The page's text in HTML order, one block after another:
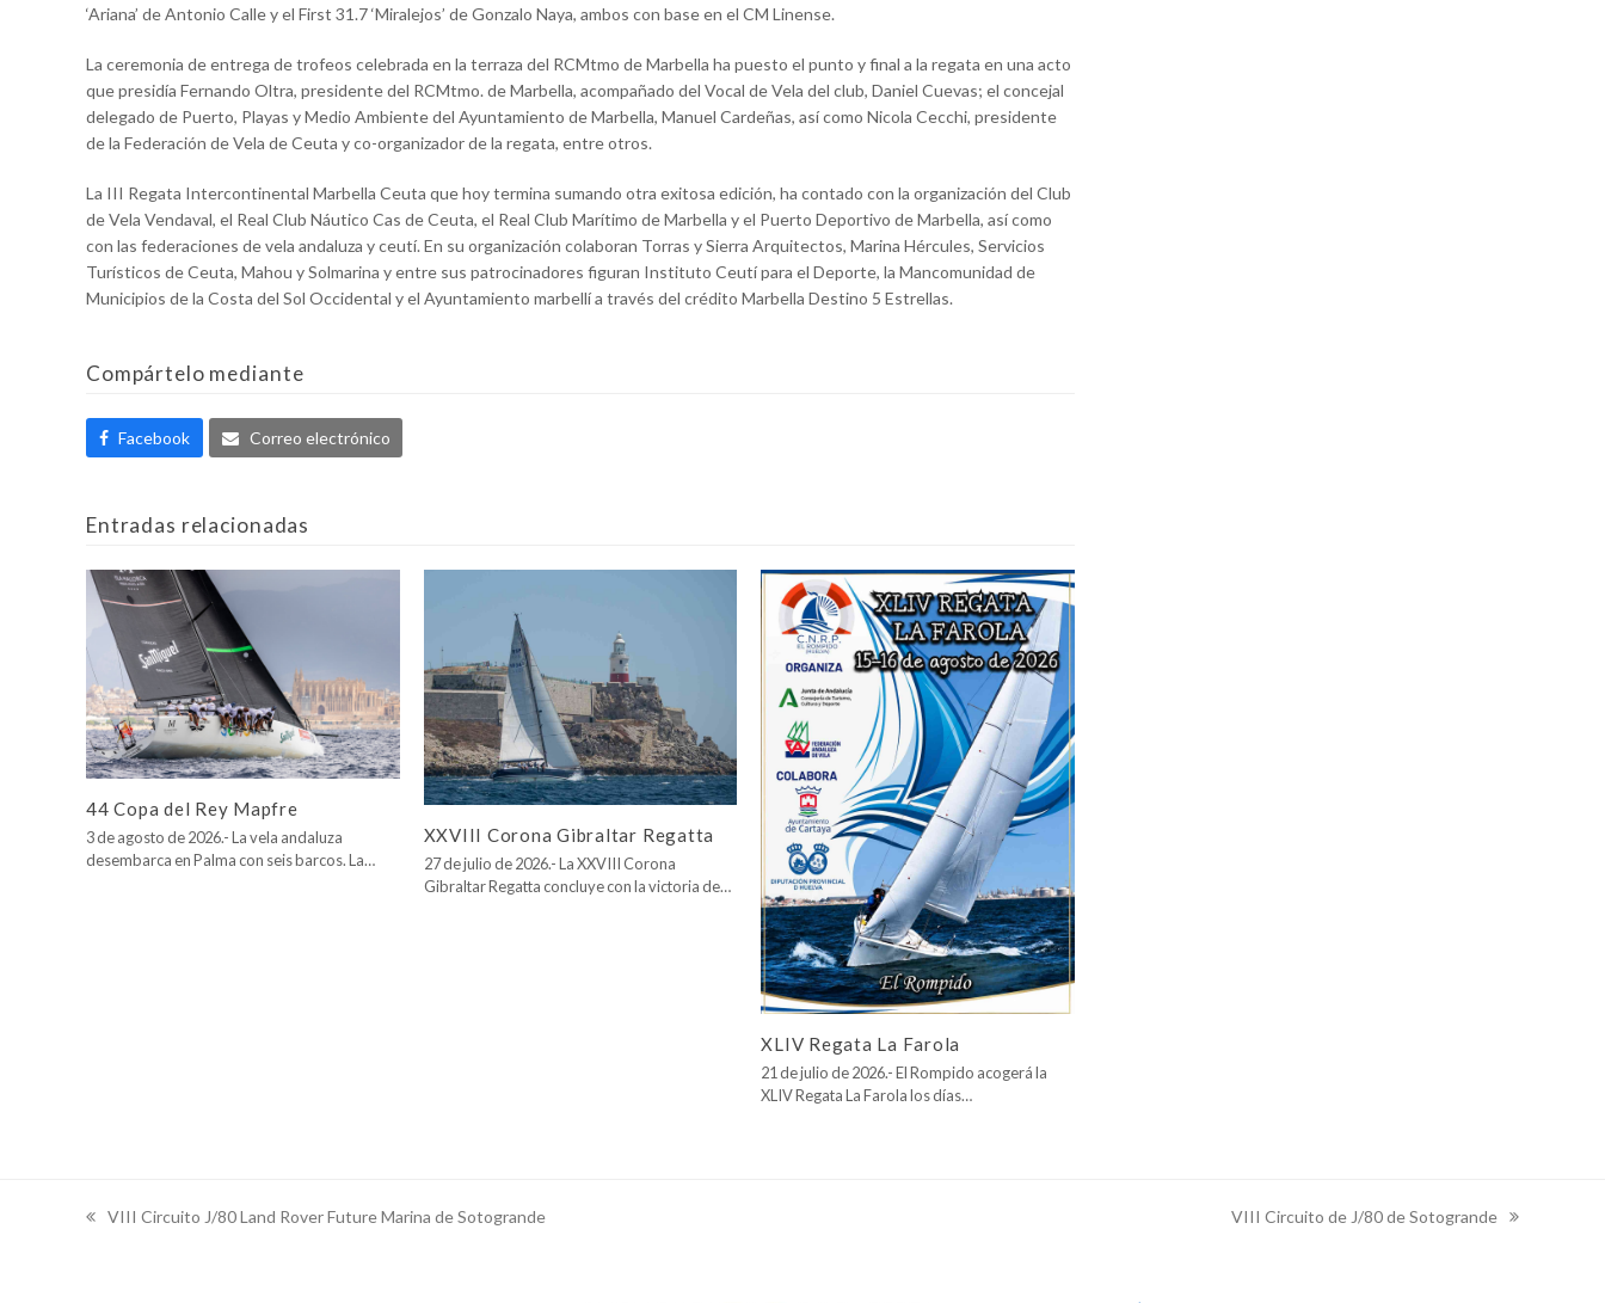
‘Ariana’ de Antonio Calle y el First 31.7 ‘Miralejos’ de Gonzalo Naya, ambos con base en el CM Linense.
La ceremonia de entrega de trofeos celebrada en la terraza del RCMtmo de Marbella ha puesto el punto y final a la regata en una acto
que presidía Fernando Oltra, presidente del RCMtmo. de Marbella, acompañado del Vocal de Vela del club, Daniel Cuevas; el concejal
delegado de Puerto, Playas y Medio Ambiente del Ayuntamiento de Marbella, Manuel Cardeñas, así como Nicola Cecchi, presidente
de la Federación de Vela de Ceuta y co-organizador de la regata, entre otros.
La III Regata Intercontinental Marbella Ceuta que hoy termina sumando otra exitosa edición, ha contado con la organización del Club
de Vela Vendaval, el Real Club Náutico Cas de Ceuta, el Real Club Marítimo de Marbella y el Puerto Deportivo de Marbella, así como
con las federaciones de vela andaluza y ceutí. En su organización colaboran Torras y Sierra Arquitectos, Marina Hércules, Servicios
Turísticos de Ceuta, Mahou y Solmarina y entre sus patrocinadores figuran Instituto Ceutí para el Deporte, la Mancomunidad de
Municipios de la Costa del Sol Occidental y el Ayuntamiento marbellí a través del crédito Marbella Destino 5 Estrellas.
Compártelo mediante
Facebook Correo electrónico
Entradas relacionadas
44 Copa del Rey Mapfre
3 de agosto de 2026.- La vela andaluza
desembarca en Palma con seis barcos. La…
XXVIII Corona Gibraltar Regatta
27 de julio de 2026.- La XXVIII Corona
Gibraltar Regatta concluye con la victoria de…
XLIV Regata La Farola
21 de julio de 2026.- El Rompido acogerá la
XLIV Regata La Farola los días…
previous
VIII Circuito J/80 Land Rover Future Marina de Sotogrande
next
VIII Circuito de J/80 de Sotogrande